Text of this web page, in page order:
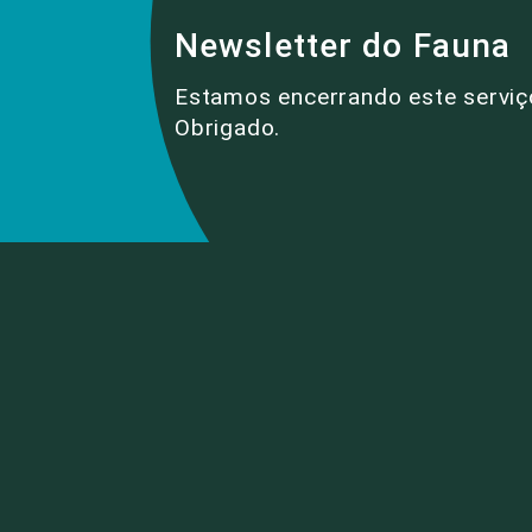
Newsletter do Fauna
Estamos encerrando este
Obrigado.